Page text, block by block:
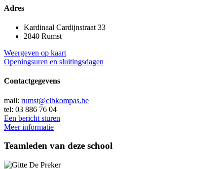
Adres
Kardinaal Cardijnstraat 33
2840 Rumst
Weergeven op kaart
Openingsuren en sluitingsdagen
Contactgegevens
mail: rumst@clbkompas.be
tel: 03 886 76 04
Een bericht sturen
Meer informatie
Teamleden van deze school